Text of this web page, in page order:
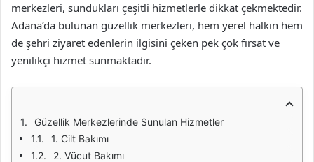
merkezleri, sundukları çeşitli hizmetlerle dikkat çekmektedir.
Adana’da bulunan güzellik merkezleri, hem yerel halkın hem
de şehri ziyaret edenlerin ilgisini çeken pek çok fırsat ve
yenilikçi hizmet sunmaktadır.
Güzellik Merkezlerinde Sunulan Hizmetler
1. Cilt Bakımı
2. Vücut Bakımı